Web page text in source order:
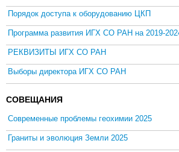
Порядок доступа к оборудованию ЦКП
Программа развития ИГХ СО РАН на 2019-
РЕКВИЗИТЫ ИГХ СО РАН
Выборы директора ИГХ СО РАН
СОВЕЩАНИЯ
Современные проблемы геохимии 2025
Граниты и эволюция Земли 2025